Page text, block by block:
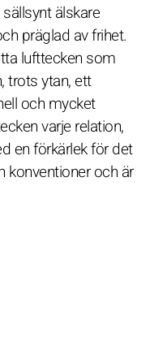
älskare
präglad av frihet.
lufttecken som
trots ytan, ett
och mycket
varje relation,
en förkärlek för det
konventioner och är